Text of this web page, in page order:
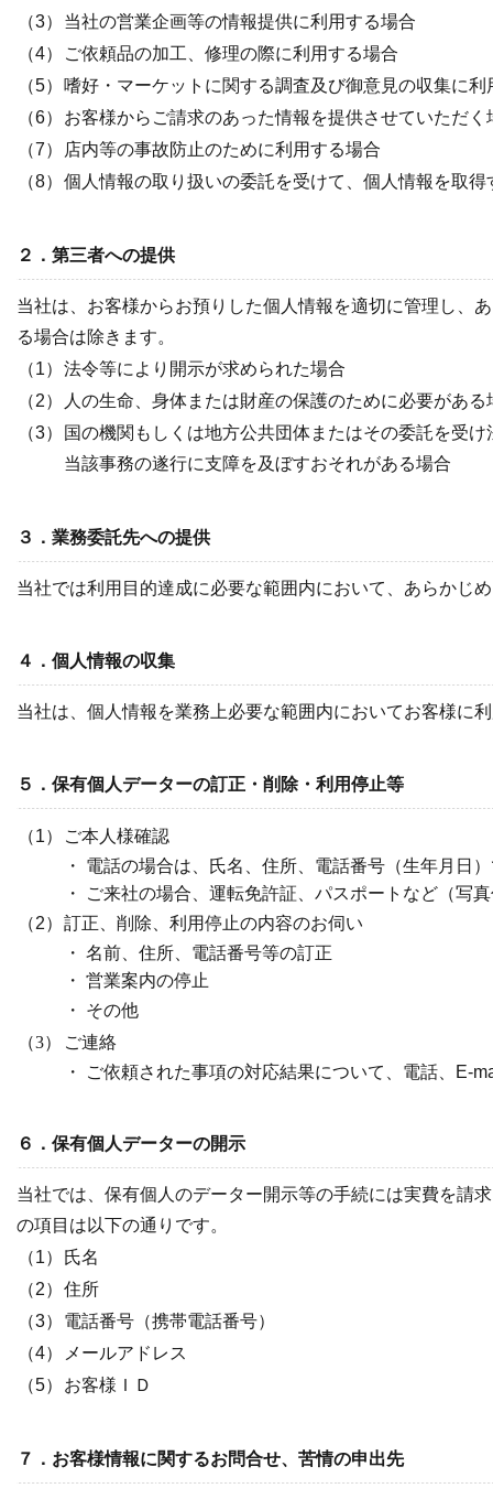
（3）
当社の営業企画等の情報提供に利用する場合
（4）
ご依頼品の加工、修理の際に利用する場合
（5）
嗜好・マーケットに関する調査及び御意見の収集に利
（6）
お客様からご請求のあった情報を提供させていただく
（7）
店内等の事故防止のために利用する場合
（8） 個人情報の取り扱いの委託を受けて、個人情報を取得
２．第三者への提供
当社は、お客様からお預りした個人情報を適切に管理し、
る場合は除きます。
（1） 法令等により開示が求められた場合
（2）
人の生命、身体または財産の保護のために必要があ
（3）
国の機関もしくは地方公共団体またはその委託を受
当該事務の遂行に支障を及ぼすおそれがある場合
３．業務委託先への提供
当社では利用目的達成に必要な範囲内において、あらかじ
４．個人情報の収集
当社は、個人情報を業務上必要な範囲内においてお客様に
５．保有個人データーの訂正・削除・利用停止等
（1）
ご本人様確認
・ 電話の場合は、氏名、住所、電話番号（生年月日
・ ご来社の場合、運転免許証、パスポートなど（写
（2） 訂正、削除、利用停止の内容のお伺い
・ 名前、住所、電話番号等の訂正
・ 営業案内の停止
・ その他
（3）
ご連絡
・ ご依頼された事項の対応結果について、電話、E-
６．保有個人データーの開示
当社では、保有個人のデーター開示等の手続には実費を請
の項目は以下の通りです。
（1）
氏名
（2） 住所
（3）
電話番号（携帯電話番号）
（4）
メールアドレス
（5）
お客様ＩＤ
７．お客様情報に関するお問合せ、苦情の申出先